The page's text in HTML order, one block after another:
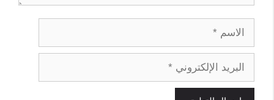
الاسم
البريد
الإلكتروني